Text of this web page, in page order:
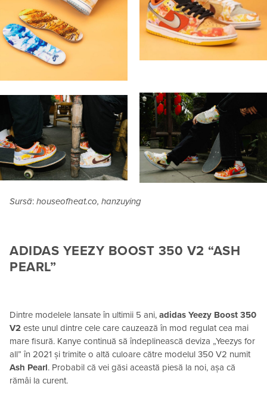
Sursă: houseofheat.co, hanzuying
ADIDAS YEEZY BOOST 350 V2 “ASH
PEARL”
Dintre modelele lansate în ultimii 5 ani, adidas Yeezy Boost 350
V2 este unul dintre cele care cauzează în mod regulat cea mai
mare fisură. Kanye continuă să îndeplinească deviza „Yeezys for
all” în 2021 și trimite o altă culoare către modelul 350 V2 numit
Ash Pearl. Probabil că vei găsi această piesă la noi, așa că
rămâi la curent.